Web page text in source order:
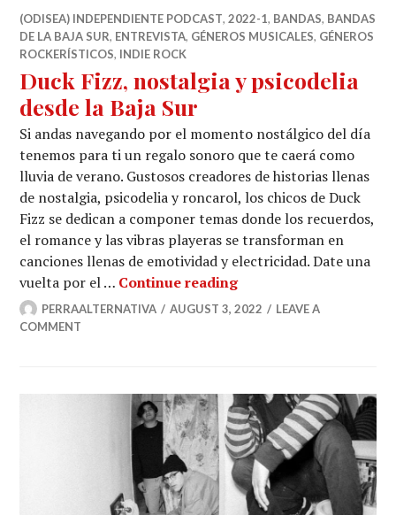
(ODISEA) INDEPENDIENTE PODCAST,2022-1, BANDAS, BANDAS
DE LA BAJA SUR, ENTREVISTA, GÉNEROS MUSICALES, GÉNEROS
ROCKERÍSTICOS, INDIE ROCK
Duck Fizz, nostalgia y psicodelia
desde la Baja Sur
Si andas navegando por el momento nostálgico del día
tenemos para ti un regalo sonoro que te caerá como
lluvia de verano. Gustosos creadores de historias llenas
de nostalgia, psicodelia y roncarol, los chicos de Duck
Fizz se dedican a componer temas donde los recuerdos,
el romance y las vibras playeras se transforman en
canciones llenas de emotividad y electricidad. Date una
vuelta por el … Continue readingDuck Fizz, nostalgia y
PERRAALTERNATIVA AUGUST 3, 2022
LEAVE A
COMMENT